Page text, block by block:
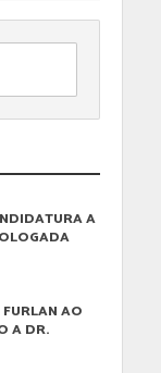
A
AO
A DR.